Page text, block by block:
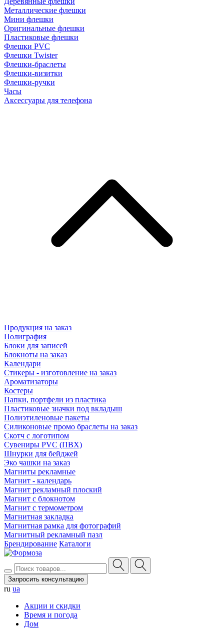
Металлические флешки
Мини флешки
Оригинальные флешки
Пластиковые флешки
Флешки PVC
Флешки Twister
Флешки-браслеты
Флешки-визитки
Флешки-ручки
Часы
Аксессуары для телефона
Продукция на заказ
Полиграфия
Блоки для записей
Блокноты на заказ
Календари
Стикеры - изготовление на заказ
Ароматизаторы
Костеры
Папки, портфели из пластика
Пластиковые значки под вкладыш
Полиэтиленовые пакеты
Силиконовые промо браслеты на заказ
Скотч с логотипом
Сувениры PVC (ПВХ)
Шнурки для бейджей
Эко чашки на заказ
Магниты рекламные
Магнит - календарь
Магнит рекламный плоский
Магнит с блокнотом
Магнит с термометром
Магнитная закладка
Магнитная рамка для фотографий
Магнитный рекламный пазл
Брендирование Каталоги
Запросить консультацию
ru ua
Акции и скидки
Время и погода
Дом